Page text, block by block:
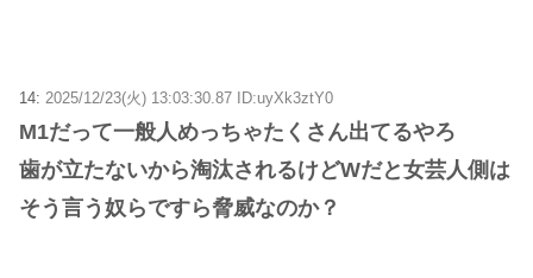
14: 2025/12/23(火) 13:03:30.87 ID:uyXk3ztY0
M1だって一般人めっちゃたくさん出てるやろ
歯が立たないから淘汰されるけどWだと女芸人側は
そう言う奴らですら脅威なのか？